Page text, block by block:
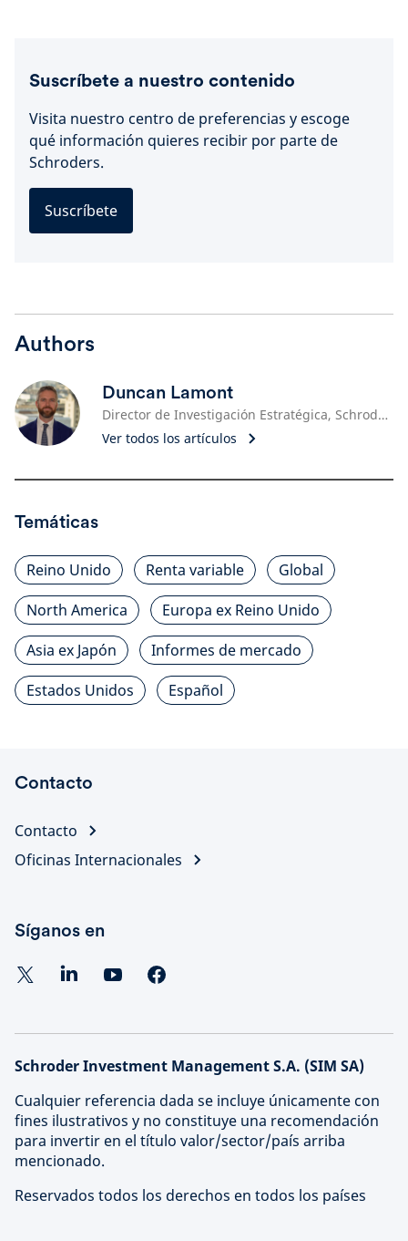
Suscríbete a nuestro contenido
Visita nuestro centro de preferencias y escoge
qué información quieres recibir por parte de
Schroders.
Suscríbete
Authors
Duncan Lamont
Director de Investigación Estratégica, Schroders
Ver todos los artículos
Temáticas
Reino Unido Renta variable
Global
North America
Europa ex Reino Unido
Asia ex Japón
Informes de mercado
Estados Unidos
Español
Contacto
Contacto
Oficinas Internacionales
Síganos en
Schroder Investment Management S.A. (SIM SA)
Cualquier referencia dada se incluye únicamente con
fines ilustrativos y no constituye una recomendación
para invertir en el título valor/sector/país arriba
mencionado.
Reservados todos los derechos en todos los países